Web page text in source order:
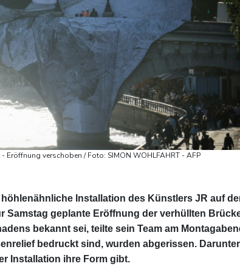
verschoben / Foto: SIMON WOHLFAHRT - AFP
Installation des Künstlers JR auf
Samstag geplante Eröffnung der verhüllten
bekannt sei, teilte sein Team am
bedruckt sind, wurden abgerissen. Darunter
Installation ihre Form gibt.